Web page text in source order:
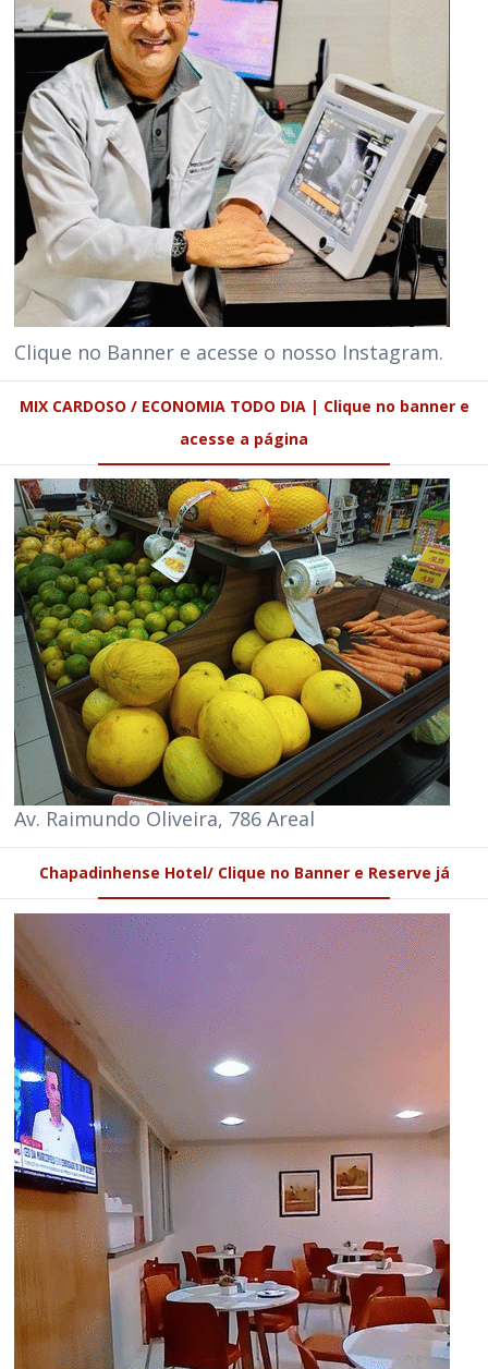
Clique no Banner e acesse o nosso Instagram.
MIX CARDOSO / ECONOMIA TODO DIA | Clique no banner e
acesse a página
Av. Raimundo Oliveira, 786 Areal
Chapadinhense Hotel/ Clique no Banner e Reserve já